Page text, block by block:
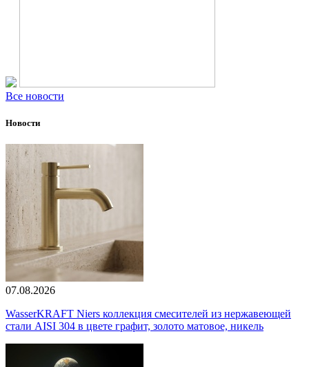
Все новости
Новости
07.08.2026
WasserKRAFT Niers коллекция смесителей из нержавеющей
стали AISI 304 в цвете графит, золото матовое, никель